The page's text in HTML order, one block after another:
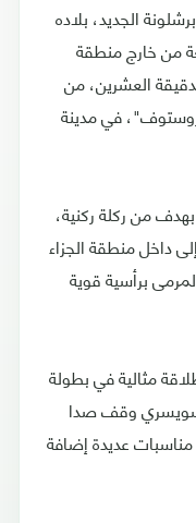
الجديد، بلاده
من خارج منطقة
العشرين، من
في مدينة
من ركلة ركنية،
داخل منطقة الجزاء
برأسية قوية
مثالية في بطولة
السويسري وقف صدا
مناسبات عديدة إضافة